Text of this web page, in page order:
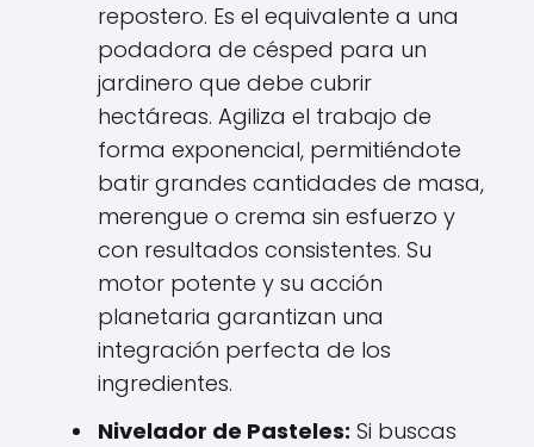
repostero. Es el equivalente a una
podadora de césped para un
jardinero que debe cubrir
hectáreas. Agiliza el trabajo de
forma exponencial, permitiéndote
batir grandes cantidades de masa,
merengue o crema sin esfuerzo y
con resultados consistentes. Su
motor potente y su acción
planetaria garantizan una
integración perfecta de los
ingredientes.
Nivelador de Pasteles: Si buscas